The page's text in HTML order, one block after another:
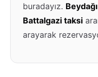
buradayız.
Battalgazi taksi
arayarak